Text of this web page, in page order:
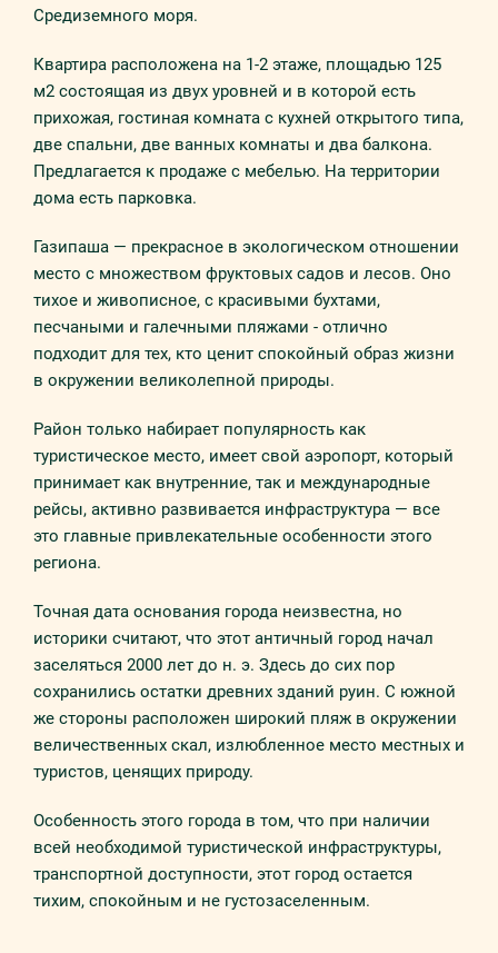
Средиземного моря.
Квартира расположена на 1-2 этаже, площадью 125
м2 состоящая из двух уровней и в которой есть
прихожая, гостиная комната с кухней открытого типа,
две спальни, две ванных комнаты и два балкона.
Предлагается к продаже с мебелью. На территории
дома есть парковка.
Газипаша — прекрасное в экологическом отношении
место с множеством фруктовых садов и лесов. Оно
тихое и живописное, с красивыми бухтами,
песчаными и галечными пляжами - отлично
подходит для тех, кто ценит спокойный образ жизни
в окружении великолепной природы.
Район только набирает популярность как
туристическое место, имеет свой аэропорт, который
принимает как внутренние, так и международные
рейсы, активно развивается инфраструктура — все
это главные привлекательные особенности этого
региона.
Точная дата основания города неизвестна, но
историки считают, что этот античный город начал
заселяться 2000 лет до н. э. Здесь до сих пор
сохранились остатки древних зданий руин. С южной
же стороны расположен широкий пляж в окружении
величественных скал, излюбленное место местных и
туристов, ценящих природу.
Особенность этого города в том, что при наличии
всей необходимой туристической инфраструктуры,
транспортной доступности, этот город остается
тихим, спокойным и не густозаселенным.